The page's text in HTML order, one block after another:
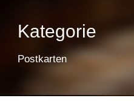
Kategorie
Postkarten